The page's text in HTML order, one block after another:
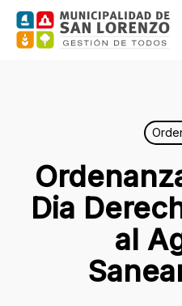
Skip
Dia
al